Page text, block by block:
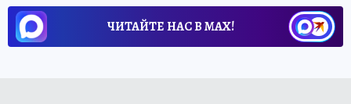
ЧИТАЙТЕ НАС В МАХ!